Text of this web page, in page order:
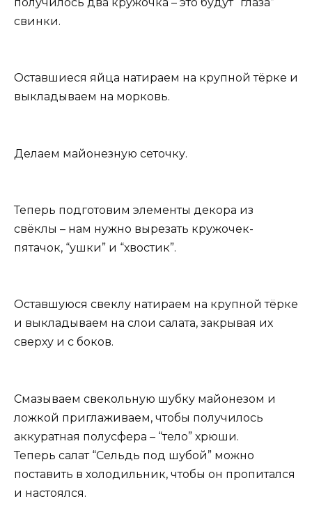
свинки.
Оставшиеся яйца натираем на крупной тёрке и
выкладываем на морковь.
Делаем майонезную сеточку.
Теперь подготовим элементы декора из
свёклы – нам нужно вырезать кружочек-
пятачок, “ушки” и “хвостик”.
Оставшуюся свеклу натираем на крупной тёрке
и выкладываем на слои салата, закрывая их
сверху и с боков.
Смазываем свекольную шубку майонезом и
ложкой приглаживаем, чтобы получилось
аккуратная полусфера – “тело” хрюши.
Теперь салат “Сельдь под шубой” можно
поставить в холодильник, чтобы он пропитался
и настоялся.